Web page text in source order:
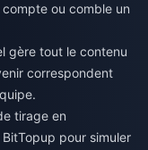
ou comble un
gère tout le contenu
correspondent
tirage en
pour simuler